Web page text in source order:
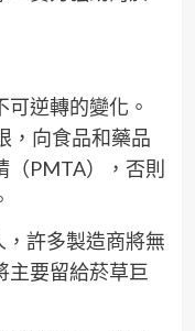
逆轉的變化。
，向食品和藥品
PMTA），否則
許多製造商將無
主要留給菸草巨